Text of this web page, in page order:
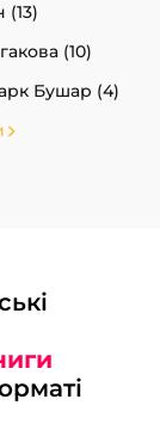
(10)
Бушар (4)